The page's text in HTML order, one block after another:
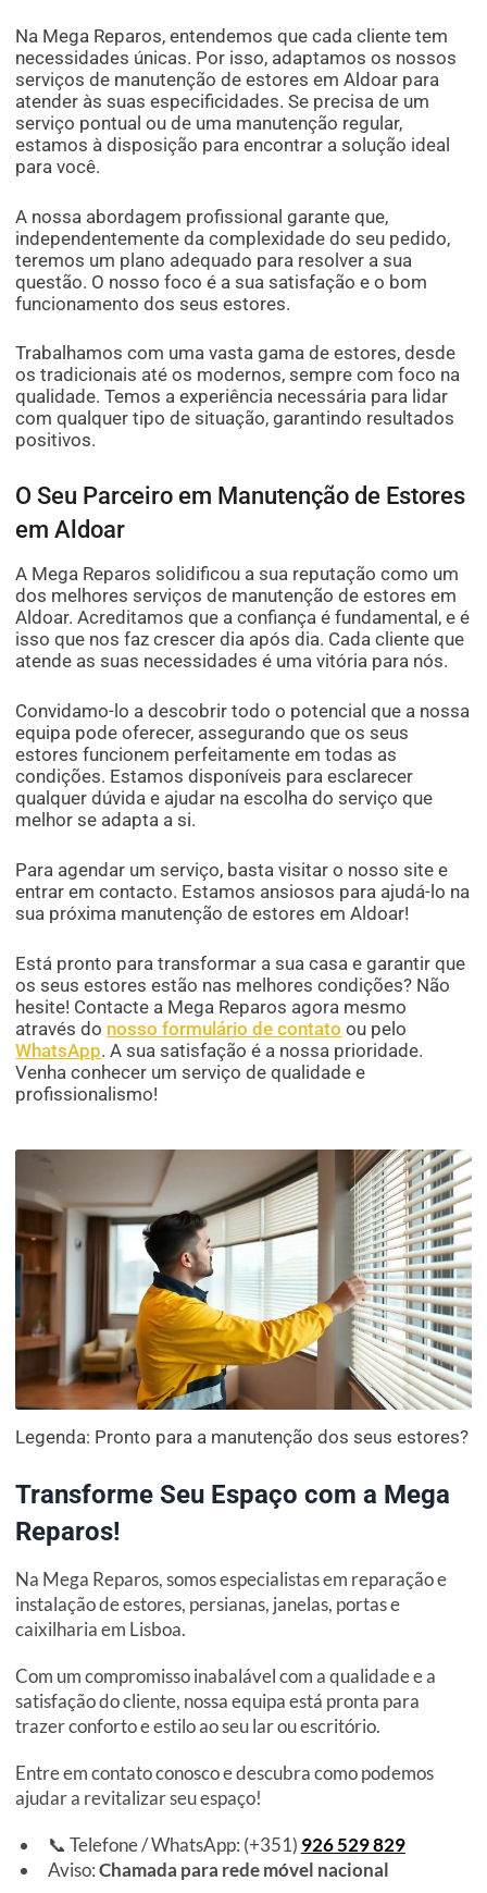
Na Mega Reparos, entendemos que cada cliente tem
necessidades únicas. Por isso, adaptamos os nossos
serviços de manutenção de estores em Aldoar para
atender às suas especificidades. Se precisa de um
serviço pontual ou de uma manutenção regular,
estamos à disposição para encontrar a solução ideal
para você.
A nossa abordagem profissional garante que,
independentemente da complexidade do seu pedido,
teremos um plano adequado para resolver a sua
questão. O nosso foco é a sua satisfação e o bom
funcionamento dos seus estores.
Trabalhamos com uma vasta gama de estores, desde
os tradicionais até os modernos, sempre com foco na
qualidade. Temos a experiência necessária para lidar
com qualquer tipo de situação, garantindo resultados
positivos.
O Seu Parceiro em Manutenção de Estores
em Aldoar
A Mega Reparos solidificou a sua reputação como um
dos melhores serviços de manutenção de estores em
Aldoar. Acreditamos que a confiança é fundamental, e é
isso que nos faz crescer dia após dia. Cada cliente que
atende as suas necessidades é uma vitória para nós.
Convidamo-lo a descobrir todo o potencial que a nossa
equipa pode oferecer, assegurando que os seus
estores funcionem perfeitamente em todas as
condições. Estamos disponíveis para esclarecer
qualquer dúvida e ajudar na escolha do serviço que
melhor se adapta a si.
Para agendar um serviço, basta visitar o nosso site e
entrar em contacto. Estamos ansiosos para ajudá-lo na
sua próxima manutenção de estores em Aldoar!
Está pronto para transformar a sua casa e garantir que
os seus estores estão nas melhores condições? Não
hesite! Contacte a Mega Reparos agora mesmo
através do nosso formulário de contato ou pelo
WhatsApp. A sua satisfação é a nossa prioridade.
Venha conhecer um serviço de qualidade e
profissionalismo!
Legenda: Pronto para a manutenção dos seus estores?
Transforme Seu Espaço com a Mega
Reparos!
Na Mega Reparos, somos especialistas em reparação e
instalação de estores, persianas, janelas, portas e
caixilharia em Lisboa.
Com um compromisso inabalável com a qualidade e a
satisfação do cliente, nossa equipa está pronta para
trazer conforto e estilo ao seu lar ou escritório.
Entre em contato conosco e descubra como podemos
ajudar a revitalizar seu espaço!
📞 Telefone / WhatsApp: (+351) 926 529 829
Aviso:Chamada para rede móvel nacional